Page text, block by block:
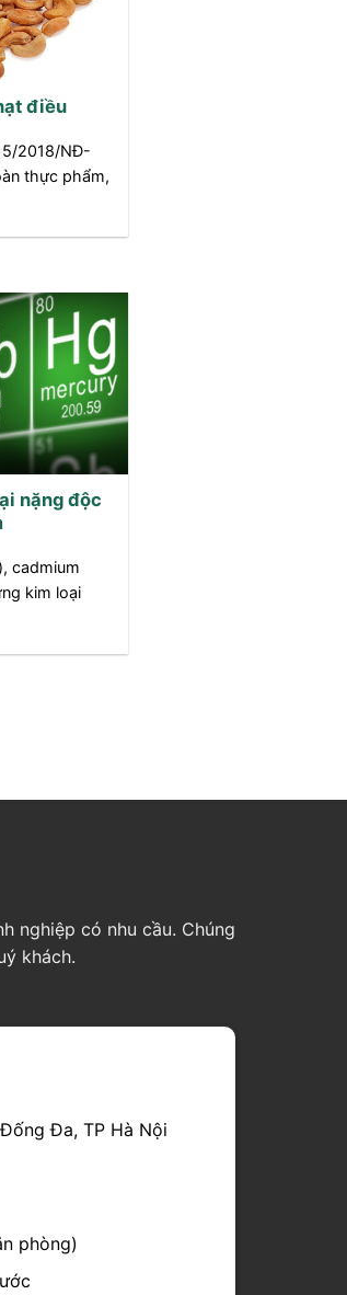
điều
2018/NĐ-
thực phẩm,
nặng độc
cadmium
kim loại
nghiệp có nhu cầu. Chúng
khách.
Đa, TP Hà Nội
phòng)